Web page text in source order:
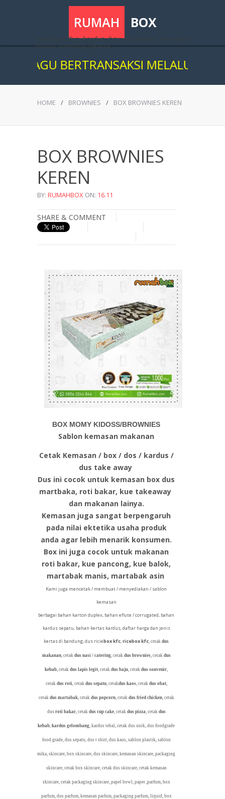
RUMAH BOX
membuat dus, kardus, box, packaging, kemasan
murah bandung jakarta
BERTRANSAKSI MELALUI ONLINE,
HOME / BROWNIES / BOX BROWNIES KEREN
BOX BROWNIES
KEREN
BY: RUMAHBOX ON: 16.11
SHARE & COMMENT
BOX MOMY KIDOSS/BROWNIES
Sablon kemasan makanan
Cetak Kemasan / box / dos / kardus /
dus take away
Dus ini cocok untuk kemasan box dus
martbaka, roti bakar, kue takeaway
dan makanan lainya.
Kemasan juga sangat berpengaruh
pada nilai ektetika usaha produk
anda agar lebih menarik konsumen.
Box ini juga cocok untuk makanan
roti bakar, kue pancong, kue balok,
martabak manis, martabak asin
Kami juga mencetak / membuat / menyediakan / sablon
kemasan
berbagai bahan karton duplex, bahan eflute / corrugated, bahan
kardus sepatu, bahan kertas kardus, daftar harga dan jenis
kertas di bandung, dus riciebox kfc,ricebox kfc, cetak dus
makanan, cetak dus nasi / catering, cetak dus brownies, cetak dus
kebab, cetak dus lapis legit, cetak dus baju, cetak dus souvenir,
cetak dus roti, cetak dus sepatu, cetakdus kaos, cetak dus obat,
cetak dus martabak, cetak dus popcorn, cetak dus fried chicken, cetak
dus roti bakar, cetak dus cup cake, cetak dus pizza, cetak dus
kebab, kardus gelombang, kardus tebal, cetak dus unik, dus foodgrade
food grade, dus sepatu, dus t shirt, dus kaos, sablon plastik, sablon
mika, skincare, box skincare, dus skincare, kemasan skincare, packaging
skincare, cetak box skincare, cetak dus skincare, cetak kemasan
skincare, cetak packaging skincare, papel bowl, paper ,parfum, box
parfum, dus parfum, kemasan parfum, packaging parfum, liquid, box